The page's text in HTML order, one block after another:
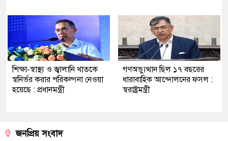
শিক্ষা-স্বাস্থ্য ও জ্বালানি খাতকে
স্বনির্ভর করার পরিকল্পনা নেওয়া
হয়েছে : প্রধানমন্ত্রী
গণঅভ্যুত্থান ছিল ১৭ বছরের
ধারাবাহিক আন্দোলনের ফসল :
স্বরাষ্ট্রমন্ত্রী
জনপ্রিয় সংবাদ